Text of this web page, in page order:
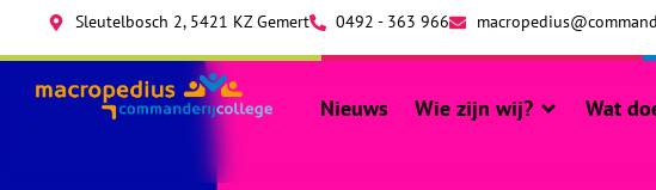
Sleutelbosch 2, 5421 KZ Gemert 0492 - 363 966
Nieuws Wie zijn wij? Wat